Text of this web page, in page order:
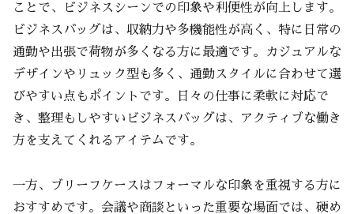
ことで、ビジネスシーンでの印象や利便性が向上します。
ビジネスバッグは、収納力や多機能性が高く、特に日常の
通勤や出張で荷物が多くなる方に最適です。カジュアルな
デザインやリュック型も多く、通勤スタイルに合わせて選
びやすい点もポイントです。日々の仕事に柔軟に対応で
き、整理もしやすいビジネスバッグは、アクティブな働き
方を支えてくれるアイテムです。
一方、ブリーフケースはフォーマルな印象を重視する方に
おすすめです。会議や商談といった重要な場面では、硬め